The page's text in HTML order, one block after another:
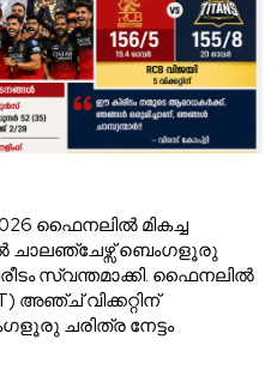
ഫൈനലിൽ മികച്ച
ചാലഞ്ചേഴ്സ് ബെംഗളൂരു
സ്വന്തമാക്കി. ഫൈനലിൽ
അഞ്ച് വിക്കറ്റിന്
ചരിത്ര നേട്ടം